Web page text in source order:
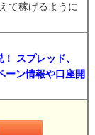
て稼げるように
スプレッド、
ーン情報や口座開